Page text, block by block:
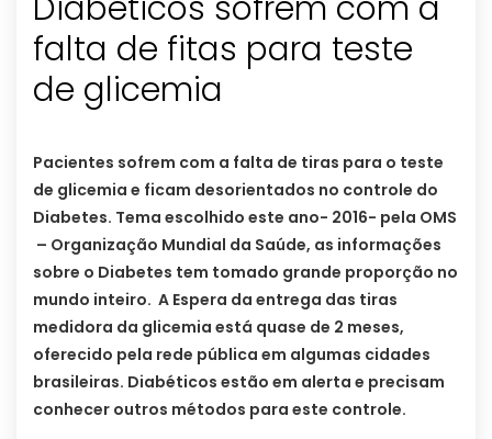
falta de fitas para teste
de glicemia
Pacientes sofrem com a falta de tiras para o teste
de glicemia e ficam desorientados no controle do
Diabetes. Tema escolhido este ano- 2016- pela OMS
– Organização Mundial da Saúde, as informações
sobre o Diabetes tem tomado grande proporção no
mundo inteiro. A Espera da entrega das tiras
medidora da glicemia está quase de 2 meses,
oferecido pela rede pública em algumas cidades
brasileiras. Diabéticos estão em alerta e precisam
conhecer outros métodos para este controle.